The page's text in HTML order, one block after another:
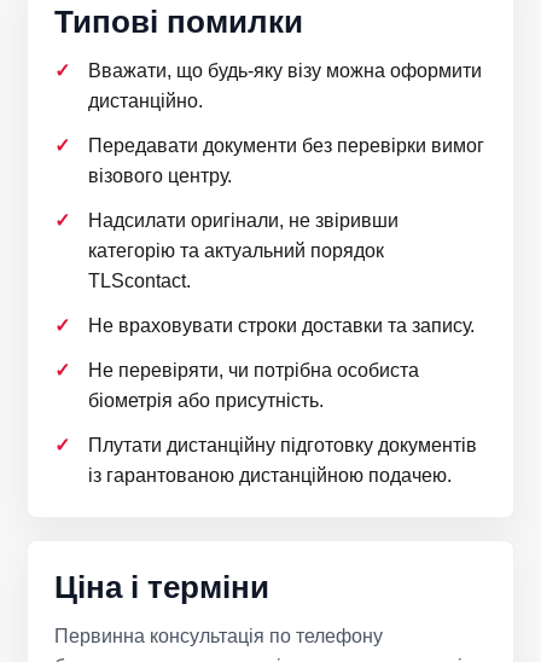
Типові помилки
Вважати, що будь-яку візу можна оформити
дистанційно.
Передавати документи без перевірки вимог
візового центру.
Надсилати оригінали, не звіривши
категорію та актуальний порядок
TLScontact.
Не враховувати строки доставки та запису.
Не перевіряти, чи потрібна особиста
біометрія або присутність.
Плутати дистанційну підготовку документів
із гарантованою дистанційною подачею.
Ціна і терміни
Первинна консультація по телефону